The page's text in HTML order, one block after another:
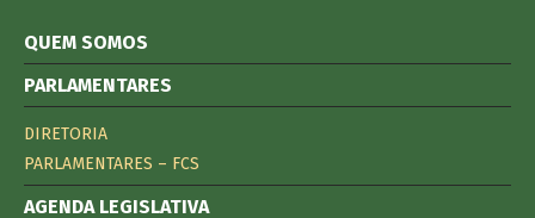
QUEM SOMOS
PARLAMENTARES
DIRETORIA
PARLAMENTARES – FCS
AGENDA LEGISLATIVA